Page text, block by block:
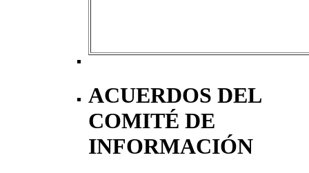
ACUERDOS DEL
COMITÉ DE
INFORMACIÓN